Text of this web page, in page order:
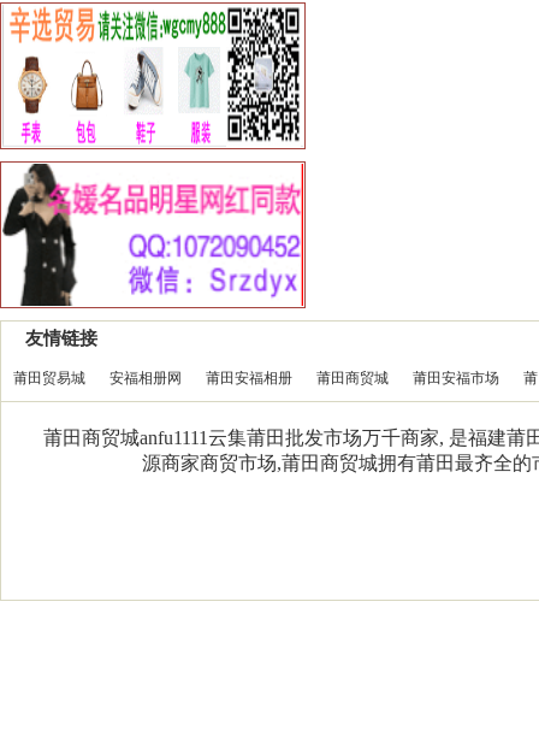
友情链接
莆田贸易城 安福相册网 莆田安福相册 莆田商贸城 莆田安福市场
莆田商贸城anfu1111云集莆田批发市场万千商家, 是福建
源商家商贸市场,莆田商贸城拥有莆田最齐全